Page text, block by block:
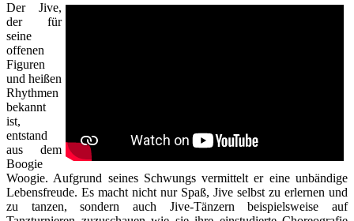
Der Jive,
der für
seine
offenen
Figuren
und heißen
Rhythmen
bekannt
ist,
entstand
aus dem
Boogie
Woogie. Aufgrund seines Schwungs vermittelt er eine unbändige
Lebensfreude. Es macht nicht nur Spaß, Jive selbst zu erlernen und
zu tanzen, sondern auch Jive-Tänzern beispielsweise auf